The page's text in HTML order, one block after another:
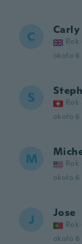
C Carly
Rok
około
S Rok
około
M Rok
około
J Jose
Rok
około